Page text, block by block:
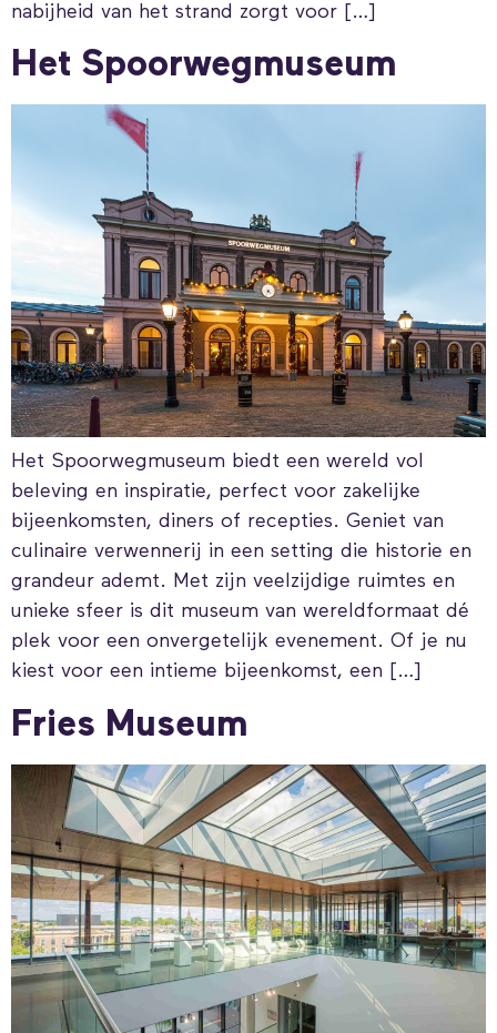
nabijheid van het strand zorgt voor […]
Het Spoorwegmuseum
Het Spoorwegmuseum biedt een wereld vol
beleving en inspiratie, perfect voor zakelijke
bijeenkomsten, diners of recepties. Geniet van
culinaire verwennerij in een setting die historie en
grandeur ademt. Met zijn veelzijdige ruimtes en
unieke sfeer is dit museum van wereldformaat dé
plek voor een onvergetelijk evenement. Of je nu
kiest voor een intieme bijeenkomst, een […]
Fries Museum